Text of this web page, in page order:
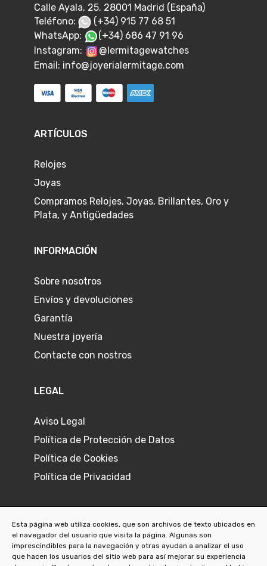
Calle Ayala, 25. 28001 Madrid (España)
Teléfono:
(+34) 915 77 68 51
WhatsApp:
(+34) 686 47 91 96
Instagram:
@lermitagewatches
Email: info@joyerialermitage.com
ARTÍCULOS
Relojes
Joyas
Compramos Relojes, Joyas, Brillantes, Oro y
Plata, y Antigüedades
INFORMACIÓN
Sobre nosotros
Envíos y devoluciones
Garantía
Nuestra joyería
Contacte con nostros
LEGAL
Aviso Legal
Política de Protección de Datos
Política de Cookies
Política de Privacidad
© 2026Joyeria L'Ermitage
Esta página web utiliza cookies, que son archivos de texto ubicados en
el navegador del usuario que visita la página. Algunas son
imprescindibles para la navegación y otras ayudan a analizar el uso
que hacen los usuarios del sitio web para así mejorar su experiencia